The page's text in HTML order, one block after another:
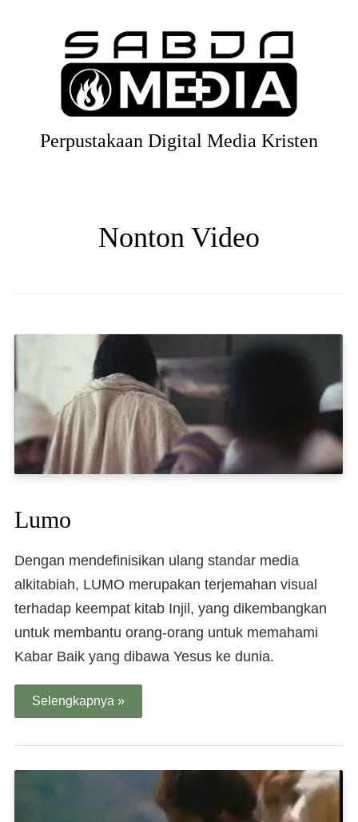
Perpustakaan Digital Media Kristen
Nonton Video
Lumo
Dengan mendefinisikan ulang standar media
alkitabiah, LUMO merupakan terjemahan visual
terhadap keempat kitab Injil, yang dikembangkan
untuk membantu orang-orang untuk memahami
Kabar Baik yang dibawa Yesus ke dunia.
Selengkapnya »